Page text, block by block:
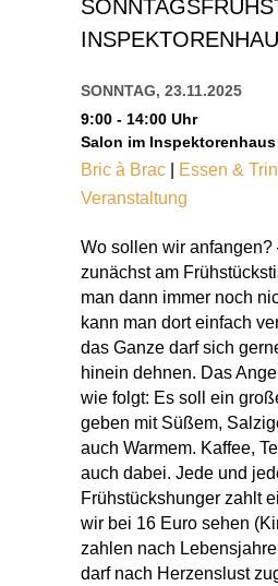
NSPEKTORENHAUS
SONNTAG, 23.11.2025
9:00 - 14:00 Uhr
Salon im Inspektorenhaus
Bric à Brac Essen &
Veranstaltung
Wo sollen wir anfangen?
zunächst am
man dann immer noch
kann man dort einfach
das Ganze darf sich
hinein dehnen. Das
wie folgt: Es soll ein
geben mit Süßem,
auch Warmem. Kaffee,
auch dabei. Jede und
Frühstückshunger zahlt
wir bei 16 Euro sehen
zahlen nach
darf nach Herzenslust